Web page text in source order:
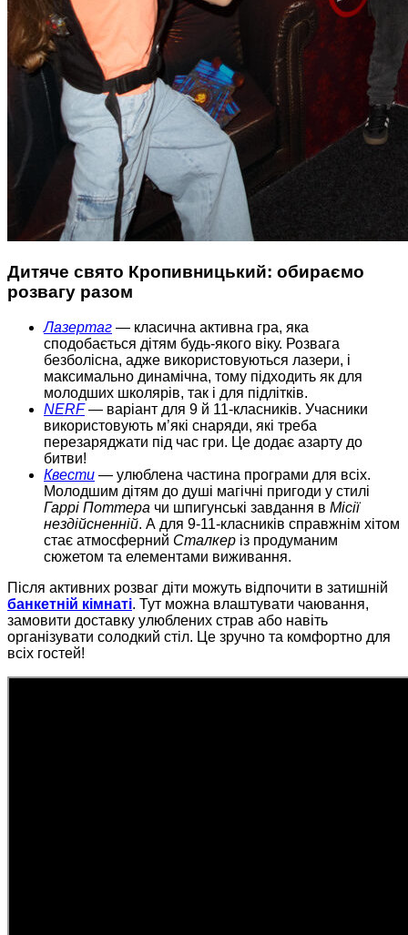
Дитяче свято Кропивницький: обираємо
розвагу разом
Лазертаг — класична активна гра, яка
сподобається дітям будь-якого віку. Розвага
безболісна, адже використовуються лазери, і
максимально динамічна, тому підходить як для
молодших школярів, так і для підлітків.
NERF— варіант для 9 й 11-класників. Учасники
використовують м’які снаряди, які треба
перезаряджати під час гри. Це додає азарту до
битви!
Квести — улюблена частина програми для всіх.
Молодшим дітям до душі магічні пригоди у стилі
Гаррі Поттера чи шпигунські завдання в Місії
нездійсненній. А для 9-11-класників справжнім хітом
стає атмосферний Сталкер із продуманим
сюжетом та елементами виживання.
Після активних розваг діти можуть відпочити в затишній
банкетній кімнаті. Тут можна влаштувати чаювання,
замовити доставку улюблених страв або навіть
організувати солодкий стіл. Це зручно та комфортно для
всіх гостей!